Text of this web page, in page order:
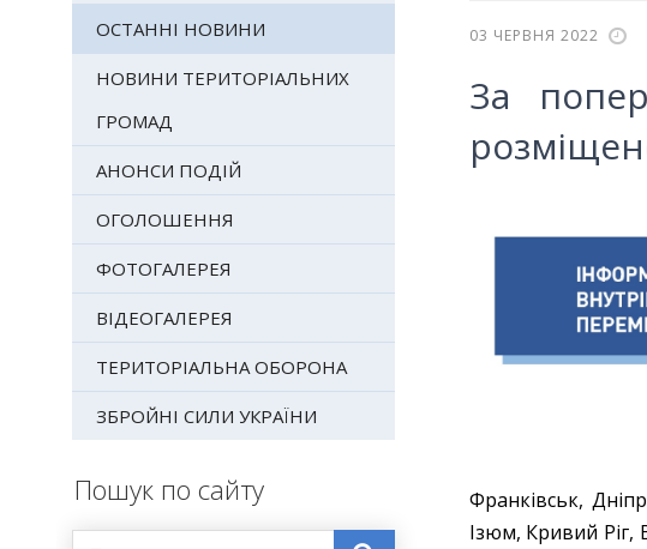
ОСТАННІ НОВИНИ
НОВИНИ ТЕРИТОРІАЛЬНИХ
ГРОМАД
АНОНСИ ПОДІЙ
ОГОЛОШЕННЯ
ФОТОГАЛЕРЕЯ
ВІДЕОГАЛЕРЕЯ
ТЕРИТОРІАЛЬНА ОБОРОНА
ЗБРОЙНІ СИЛИ УКРАЇНИ
Пошук по сайту
03 ЧЕРВНЯ 2022
За
Франківськ,
Ізюм, Кривий